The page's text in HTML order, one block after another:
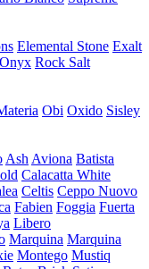
Elemental Stone Exalt
Onyx Rock Salt
Obi Oxido Sisley
Ash Aviona Batista
Calacatta White
Celtis Ceppo Nuovo
Fabien Foggia Fuerta
Libero
Marquina Marquina
Montego Mustiq